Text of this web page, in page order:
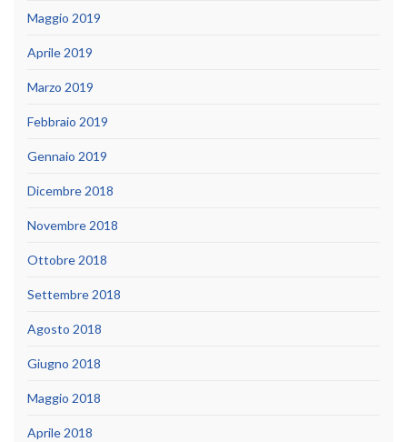
Maggio 2019
Aprile 2019
Marzo 2019
Febbraio 2019
Gennaio 2019
Dicembre 2018
Novembre 2018
Ottobre 2018
Settembre 2018
Agosto 2018
Giugno 2018
Maggio 2018
Aprile 2018